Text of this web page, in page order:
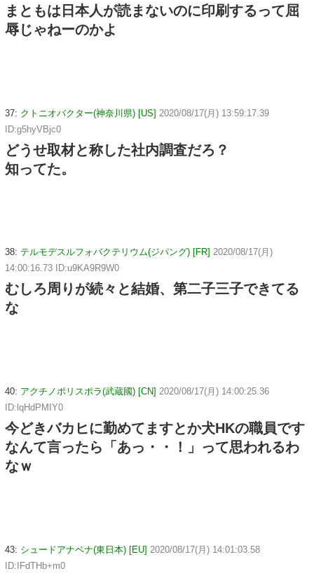
まともは日本人が読まないのに印刷するって屈
辱じゃねーのかよ
37: クトニオバクター(神奈川県) [US] 2020/08/17(月) 13:59:17.39
ID:g5hyVBjc0
どうせ取材と称した社内調査だろ？
知ってた。
38: テルモデスルフォバクテリウム(ジパング) [FR] 2020/08/17(月)
14:00:16.73 ID:u9KA9R9W0
むしろ周りが続々と結婚、第二子三子できてる
な
40: アクチノポリスポラ(武蔵國) [CN] 2020/08/17(月) 14:00:25.36
ID:lqHdPMIY0
今どきバカヒに勤めてますとか犬HKの職員です
なんて言ったら「あっ・・！」って思われるわ
なｗ
43: シュードアナベナ(東日本) [EU] 2020/08/17(月) 14:01:03.58
ID:IFdTHb+m0